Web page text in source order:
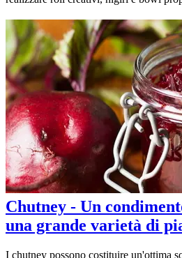
Chutney - Un
una grande varietà di
I chutney possono costituire un'ottima